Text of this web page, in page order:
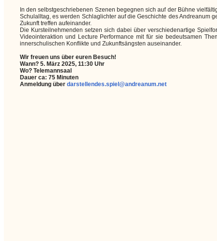
In den selbstgeschriebenen Szenen begegnen sich auf der Bühne
Schulalltag, es werden Schlaglichter auf die Geschichte des Andreanum
Zukunft treffen aufeinander.
Die Kursteilnehmenden setzen sich dabei über verschiedenartige
Videointeraktion und Lecture Performance mit für sie bedeutsamen
innerschulischen Konflikte und Zukunftsängsten auseinander.
Wir freuen uns über euren Besuch!
Wann? 5. März 2025, 11:30 Uhr
Wo? Telemannsaal
Dauer ca: 75 Minuten
Anmeldung über darstellendes.spiel@andreanum.net